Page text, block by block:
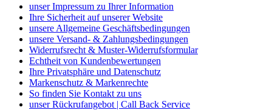
unser Impressum zu Ihrer Information
Ihre Sicherheit auf unserer Website
unsere Allgemeine Geschäftsbedingungen
unsere Versand- & Zahlungsbedingungen
Widerrufsrecht & Muster-Widerrufsformular
Echtheit von Kundenbewertungen
Ihre Privatsphäre und Datenschutz
Markenschutz & Markenrechte
So finden Sie Kontakt zu uns
unser Rückrufangebot | Call Back Service